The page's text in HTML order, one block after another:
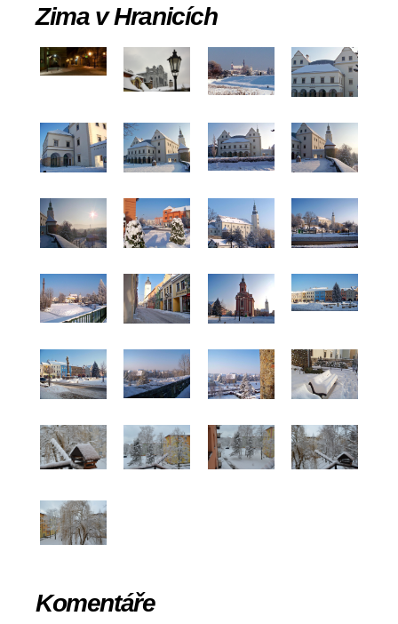
Zima v Hranicích
Komentáře